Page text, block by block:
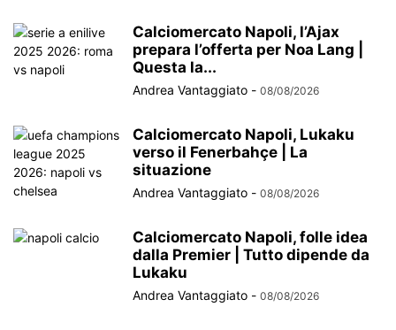
Calciomercato Napoli, l’Ajax
prepara l’offerta per Noa Lang |
Questa la...
Andrea Vantaggiato - 08/08/2026
Calciomercato Napoli, Lukaku
verso il Fenerbahçe | La
situazione
Andrea Vantaggiato - 08/08/2026
Calciomercato Napoli, folle idea
dalla Premier | Tutto dipende da
Lukaku
Andrea Vantaggiato - 08/08/2026